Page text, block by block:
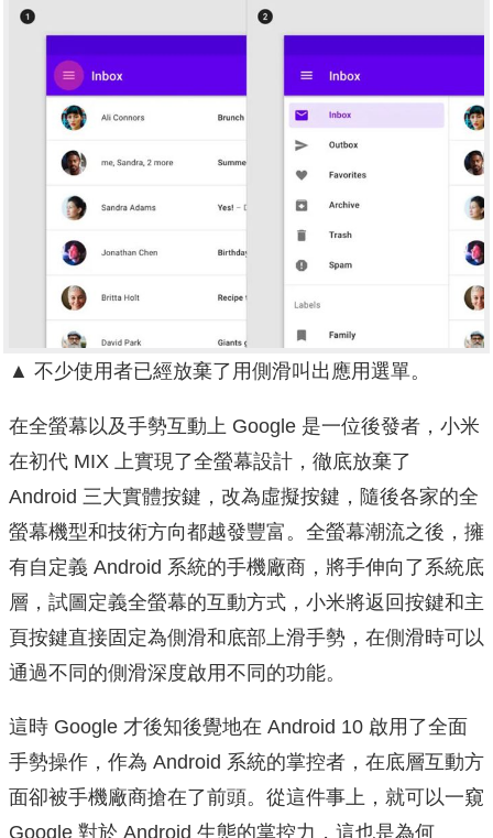
▲ 不少使用者已經放棄了用側滑叫出應用選單。
在全螢幕以及手勢互動上 Google 是一位後發者，小米
在初代 MIX 上實現了全螢幕設計，徹底放棄了
Android 三大實體按鍵，改為虛擬按鍵，隨後各家的全
螢幕機型和技術方向都越發豐富。全螢幕潮流之後，擁
有自定義 Android 系統的手機廠商，將手伸向了系統底
層，試圖定義全螢幕的互動方式，小米將返回按鍵和主
頁按鍵直接固定為側滑和底部上滑手勢，在側滑時可以
通過不同的側滑深度啟用不同的功能。
這時 Google 才後知後覺地在 Android 10 啟用了全面
手勢操作，作為 Android 系統的掌控者，在底層互動方
面卻被手機廠商搶在了前頭。從這件事上，就可以一窺
Google 對於 Android 生態的掌控力，這也是為何